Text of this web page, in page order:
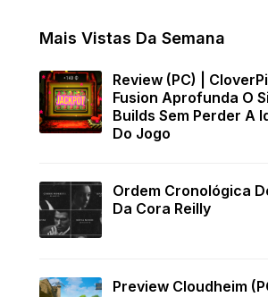
Mais Vistas Da Semana
Review (PC) |
Fusion Aprofunda O
Builds Sem Perder A
Do Jogo
Ordem Cronológica
Da Cora Reilly
Preview Cloudheim